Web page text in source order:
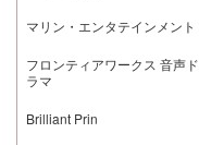
マリン・エンタテインメント
フロンティアワークス 音声ド
ラマ
Brilliant Prin